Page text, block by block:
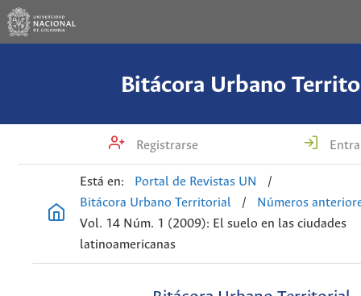
Bitácora Urbano
Registrarse
Está en: Portal de Revistas UN
/
Bitácora Urbano Territorial
/
Números
Vol. 14 Núm. 1 (2009): El suelo en las ciudades
latinoamericanas